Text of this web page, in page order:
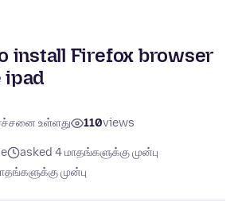
install Firefox browser
ipad
உள்ளது 110views
asked 4 மாதங்களுக்கு முன்பு
முன்பு